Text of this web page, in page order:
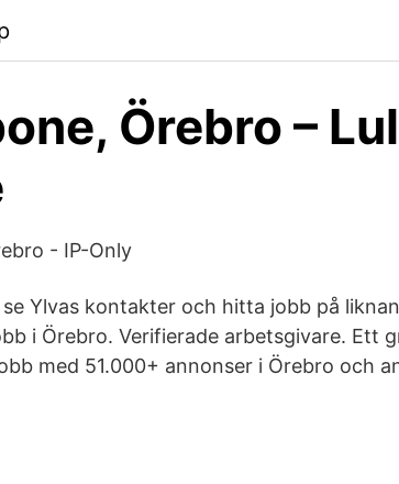
Örebro –
- IP-Only
Ylvas kontakter och hitta jobb på
i Örebro. Verifierade arbetsgivare. Ett
med 51.000+ annonser i Örebro och